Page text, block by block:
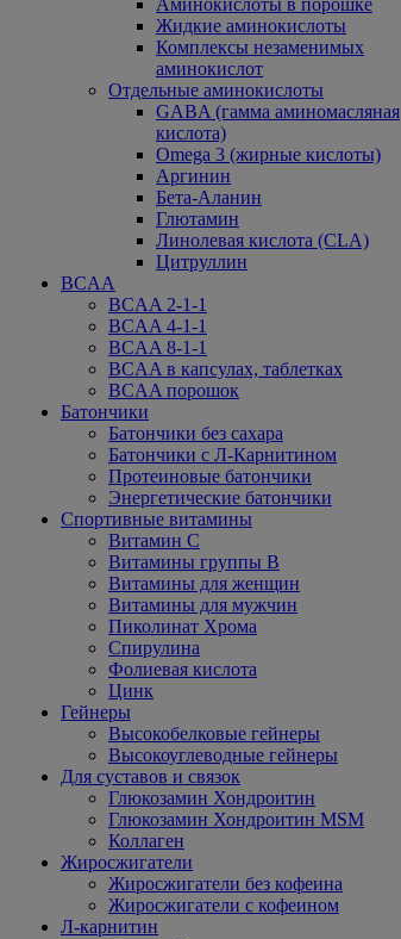
Аминокислоты в порошке
Жидкие аминокислоты
Комплексы незаменимых
аминокислот
Отдельные аминокислоты
GABA (гамма аминомасляная
кислота)
Omega 3 (жирные кислоты)
Аргинин
Бета-Аланин
Глютамин
Линолевая кислота (CLA)
Цитруллин
BCAA
BCAA 2-1-1
BCAA 4-1-1
BCAA 8-1-1
BCAA в капсулах, таблетках
BCAA порошок
Батончики
Батончики без сахара
Батончики с Л-Карнитином
Протеиновые батончики
Энергетические батончики
Спортивные витамины
Витамин С
Витамины группы В
Витамины для женщин
Витамины для мужчин
Пиколинат Хрома
Спирулина
Фолиевая кислота
Цинк
Гейнеры
Высокобелковые гейнеры
Высокоуглеводные гейнеры
Для суставов и связок
Глюкозамин Хондроитин
Глюкозамин Хондроитин MSM
Коллаген
Жиросжигатели
Жиросжигатели без кофеина
Жиросжигатели с кофеином
Л-карнитин